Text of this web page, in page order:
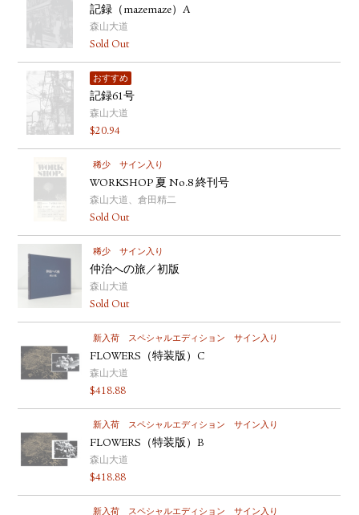
記録（mazemaze）A
森山大道
Sold Out
おすすめ
記録61号
森山大道
$20.94
稀少 サイン入り
WORKSHOP 夏 No.8 終刊号
森山大道、倉田精二
Sold Out
稀少 サイン入り
仲治への旅／初版
森山大道
Sold Out
新入荷 スペシャルエディション サイン入り
FLOWERS（特装版）C
森山大道
$418.88
新入荷 スペシャルエディション サイン入り
FLOWERS（特装版）B
森山大道
$418.88
新入荷 スペシャルエディション サイン入り